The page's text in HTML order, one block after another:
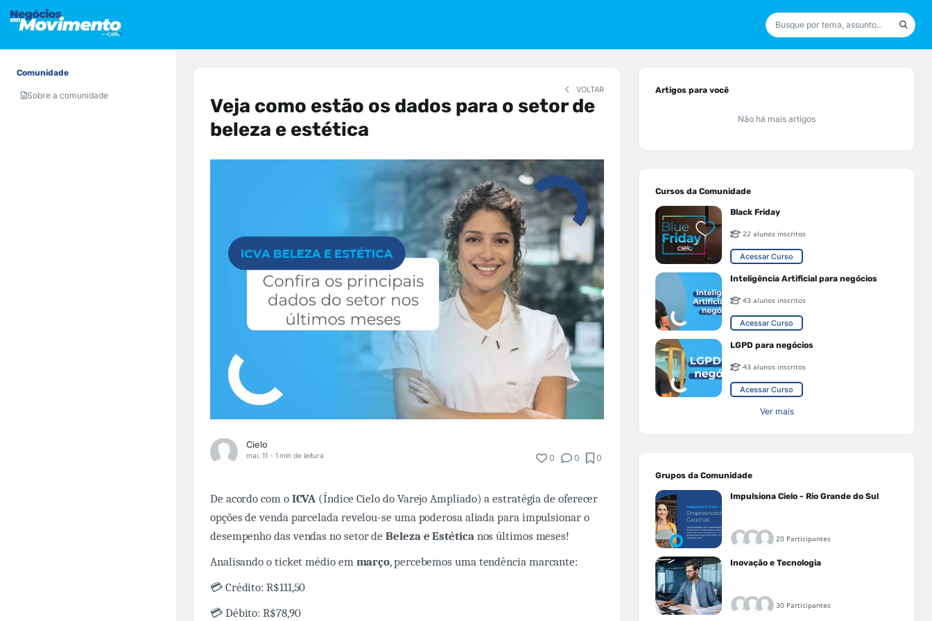
Comunidade
Sobre a comunidade
VOLTAR
Veja como estão os dados para o setor de
beleza e estética
Cielo
mai. 11 - 1 min de leitura 0 0 0
De acordo com oICVA (Índice Cielo do Varejo Ampliado) a estratégia de oferecer
opções de venda parcelada revelou-se uma poderosa aliada para impulsionar o
desempenho das vendas no setor deBeleza e Estéticanos últimos meses!
Analisando o ticket médio em março, percebemos uma tendência marcante:
💳 Crédito: R$111,50
💳 Débito: R$78,90
Artigos para você
Não há mais artigos
Cursos da Comunidade
Black Friday
22 alunos inscritos
Acessar Curso
Inteligência Artificial para negócios
43 alunos inscritos
Acessar Curso
LGPD para negócios
43 alunos inscritos
Acessar Curso
Ver mais
Grupos da Comunidade
Impulsiona Cielo - Rio Grande do Sul
20 Participantes
Inovação e Tecnologia
30 Participantes